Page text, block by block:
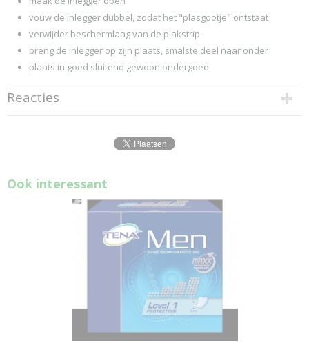
vouw de inlegger dubbel, zodat het "plasgootje" ontstaat
verwijder beschermlaag van de plakstrip
breng de inlegger op zijn plaats, smalste deel naar onder
plaats in goed sluitend gewoon ondergoed
Reacties
Ook interessant